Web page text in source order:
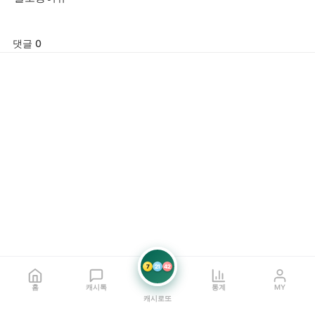
댓글 0
홈 캐시톡
7 21 42
캐시로또
통계 MY